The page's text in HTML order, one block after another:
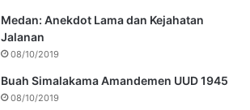
Medan: Anekdot Lama dan Kejahatan
Jalanan
08/10/2019
Buah Simalakama Amandemen UUD 1945
08/10/2019